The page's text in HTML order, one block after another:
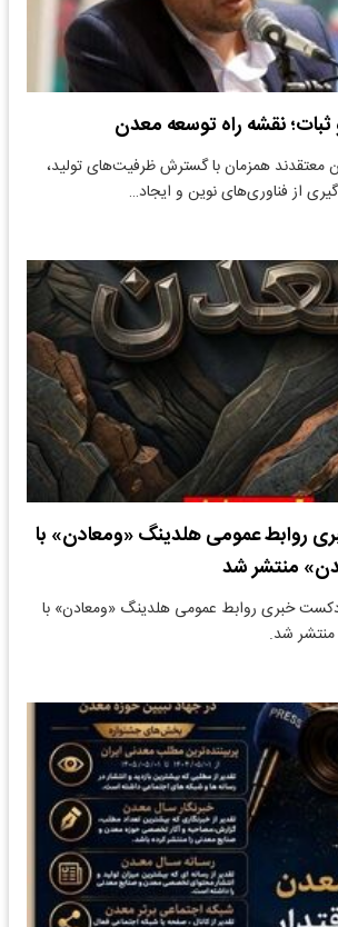
ثبات؛ نقشه راه توسعه معدن
معتقدند همزمان با گسترش ظرفیت‌های تولید،
از فناوری‌های نوین و ایجاد…
روابط عمومی هلدینگ «ومعادن» با
منتشر شد
خبری روابط عمومی هلدینگ «ومعادن» با
شد.